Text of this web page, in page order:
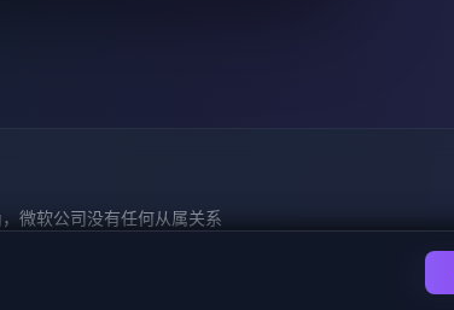
微软公司没有任何从属关系